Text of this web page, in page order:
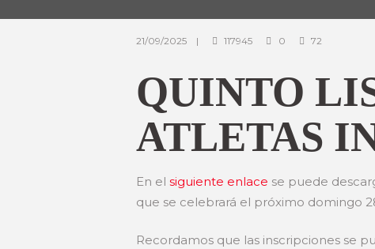
21/09/2025 117945 0 72
QUINTO
ATLETAS
En el siguiente enlace se puede
que se celebrará el próximo domingo
Recordamos que las inscripciones se